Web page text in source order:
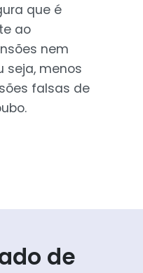
que é
ao
nem
seja, menos
falsas de
de